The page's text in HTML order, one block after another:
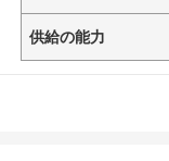
供給の能力